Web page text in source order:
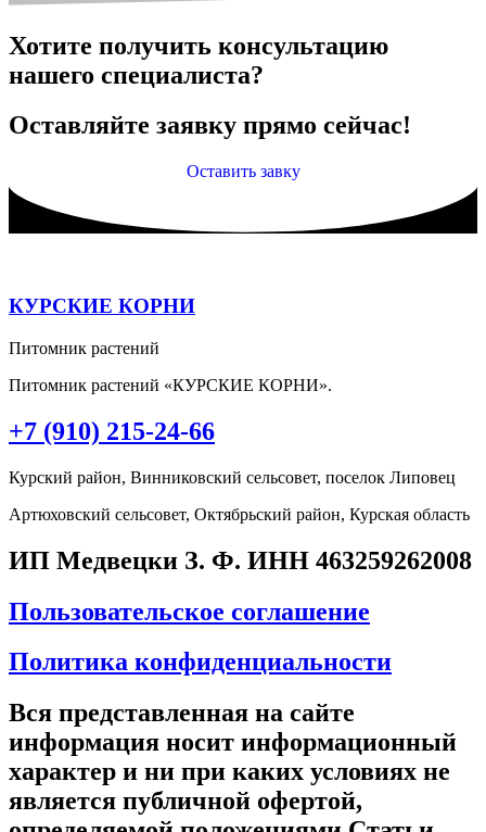
Хотите получить консультацию
нашего специалиста?
Оставляйте заявку прямо сейчас!
Оставить завку
КУРСКИЕ КОРНИ
Питомник растений
Питомник растений «КУРСКИЕ КОРНИ».
+7 (910) 215-24-66
Курский район, Винниковский сельсовет, поселок Липовец
Артюховский сельсовет, Октябрьский район, Курская область
ИП Медвецки З. Ф. ИНН 463259262008
Пользовательское соглашение
Политика конфиденциальности
Вся представленная на сайте
информация носит информационный
характер и ни при каких условиях не
является публичной офертой,